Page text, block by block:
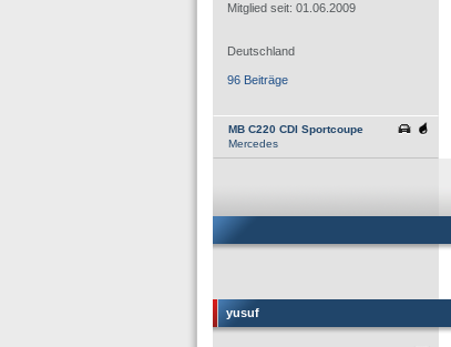
Mitglied seit: 01.06.2009
Deutschland
96 Beiträge
MB C220 CDI Sportcoupe
Mercedes
yusuf